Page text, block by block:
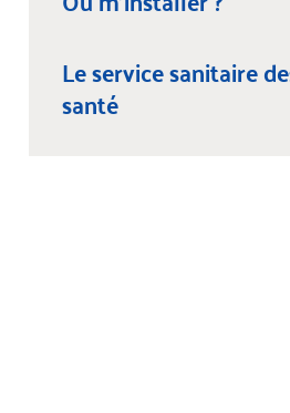
Le service sanitaire
santé